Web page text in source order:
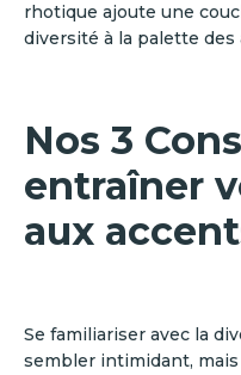
rhotique ajoute une
diversité à la palette des
Nos 3
entraîner
aux
Se familiariser avec la
sembler intimidant,